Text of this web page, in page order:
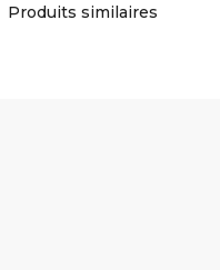
Produits similaires